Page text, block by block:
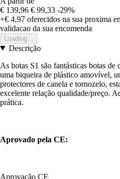
€ 139,96 € 99,33 -29%
+€ 4,97 oferecidos na sua proxima
validacao da sua encomenda
Loading...
Descrição
As botas S1 são fantásticas botas
uma biqueira de plástico amovível,
protectores de canela e tornozelo,
excelente relação qualidade/preço.
prática.
Aprovado pela CE:
Aprovação CE